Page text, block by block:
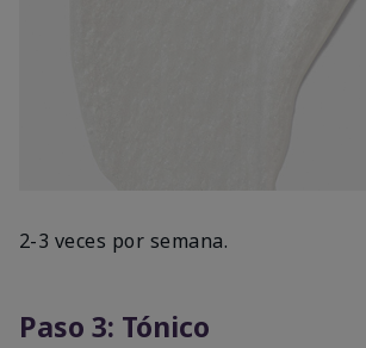
2-3 veces por semana.
Paso 3: Tónico